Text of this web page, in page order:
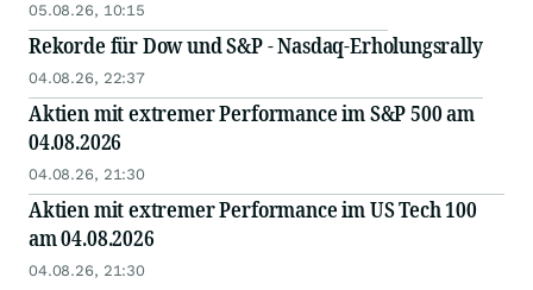
05.08.26, 10:15
Rekorde für Dow und S&P - Nasdaq-Erholungsrally
04.08.26, 22:37
Aktien mit extremer Performance im S&P 500 am
04.08.2026
04.08.26, 21:30
Aktien mit extremer Performance im US Tech 100
am 04.08.2026
04.08.26, 21:30